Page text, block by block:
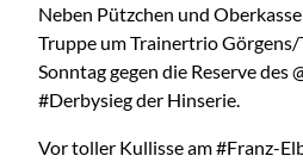
Neben Pützchen und
Truppe um Trainertrio
Sonntag gegen die Reserve des
#Derbysieg der Hinserie.
Vor toller Kullisse am #Franz-